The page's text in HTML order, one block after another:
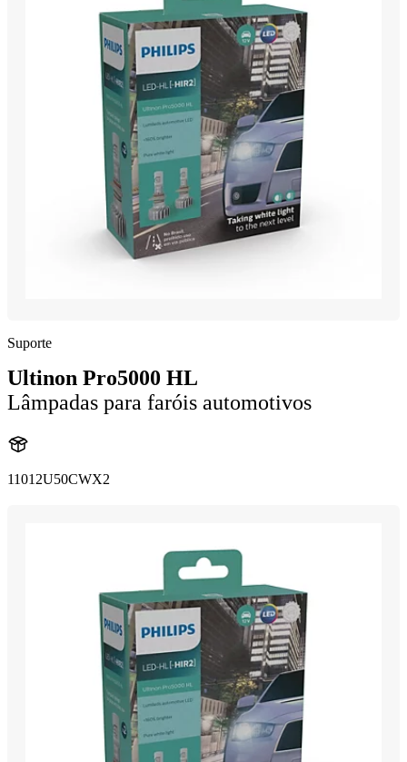
Suporte
Ultinon Pro5000 HL
Lâmpadas para faróis automotivos
11012U50CWX2